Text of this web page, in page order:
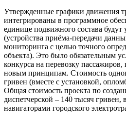
Утвержденные графики движения
интегрированы в программное
единице подвижного состава будут
(устройства приёма-передачи
мониторинга с целью точного
объекта). Это было обязательным
конкурса на перевозку
новым принципам. Стоимость
гривен (вместе с установкой,
Общая стоимость проекта по
диспетчерской – 140 тысяч гривен,
навигаторами городского